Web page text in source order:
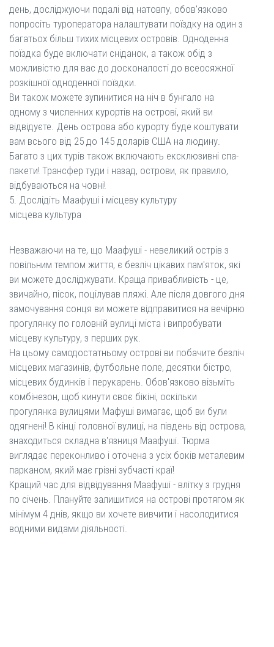
день, досліджуючи подалі від натовпу, обов'язково
попросіть туроператора налаштувати поїздку на один з
багатьох більш тихих місцевих островів. Одноденна
поїздка буде включати сніданок, а також обід з
можливістю для вас до досконалості до всеосяжної
розкішної одноденної поїздки.
Ви також можете зупинитися на ніч в бунгало на
одному з численних курортів на острові, який ви
відвідуєте. День острова або курорту буде коштувати
вам всього від 25 до 145 доларів США на людину.
Багато з цих турів також включають ексклюзивні спа-
пакети! Трансфер туди і назад, острови, як правило,
відбуваються на човні!
5. Дослідіть Маафуші і місцеву культуру
місцева культура
Незважаючи на те, що Маафуші - невеликий острів з
повільним темпом життя, є безліч цікавих пам'яток, які
ви можете досліджувати. Краща привабливість - це,
звичайно, пісок, поцілував пляжі. Але після довгого дня
замочування сонця ви можете відправитися на вечірню
прогулянку по головній вулиці міста і випробувати
місцеву культуру, з перших рук.
На цьому самодостатньому острові ви побачите безліч
місцевих магазинів, футбольне поле, десятки бістро,
місцевих будинків і перукарень. Обов'язково візьміть
комбінезон, щоб кинути своє бікіні, оскільки
прогулянка вулицями Мафуші вимагає, щоб ви були
одягнені! В кінці головної вулиці, на південь від острова,
знаходиться складна в'язниця Маафуші. Тюрма
виглядає переконливо і оточена з усіх боків металевим
парканом, який має грізні зубчасті краї!
Кращий час для відвідування Маафуші - влітку з грудня
по січень. Плануйте залишитися на острові протягом як
мінімум 4 днів, якщо ви хочете вивчити і насолодитися
водними видами діяльності.